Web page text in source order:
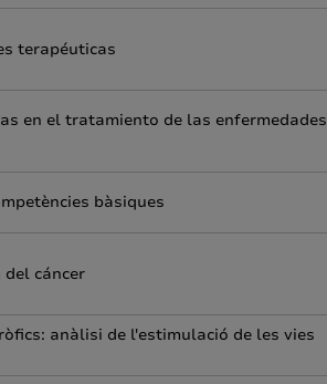
terapéuticas
en el tratamiento de las enfermedades
bàsiques
cáncer
anàlisi de l'estimulació de les vies